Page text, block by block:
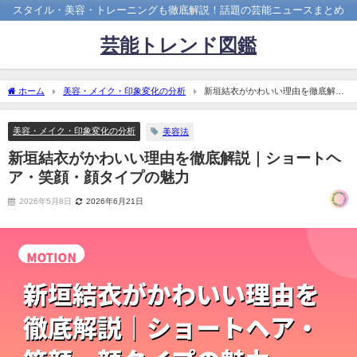
スタイル・美容・トレーニングも徹底解説！話題の芸能ニュースまとめ
芸能トレンド図鑑
ホーム 美容・メイク・印象変化の分析
新垣結衣がかわいい理由を徹底解説
｜ショートヘア・笑顔・顔タイプの魅力
美容・メイク・印象変化の分析 美容法
新垣結衣がかわいい理由を徹底解説｜ショートヘ
ア・笑顔・顔タイプの魅力
2026年5月8日 2026年6月21日